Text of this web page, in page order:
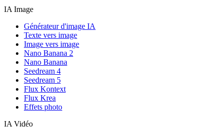
IA Image
Générateur d'image IA
Texte vers image
Image vers image
Nano Banana 2
Nano Banana
Seedream 4
Seedream 5
Flux Kontext
Flux Krea
Effets photo
IA Vidéo